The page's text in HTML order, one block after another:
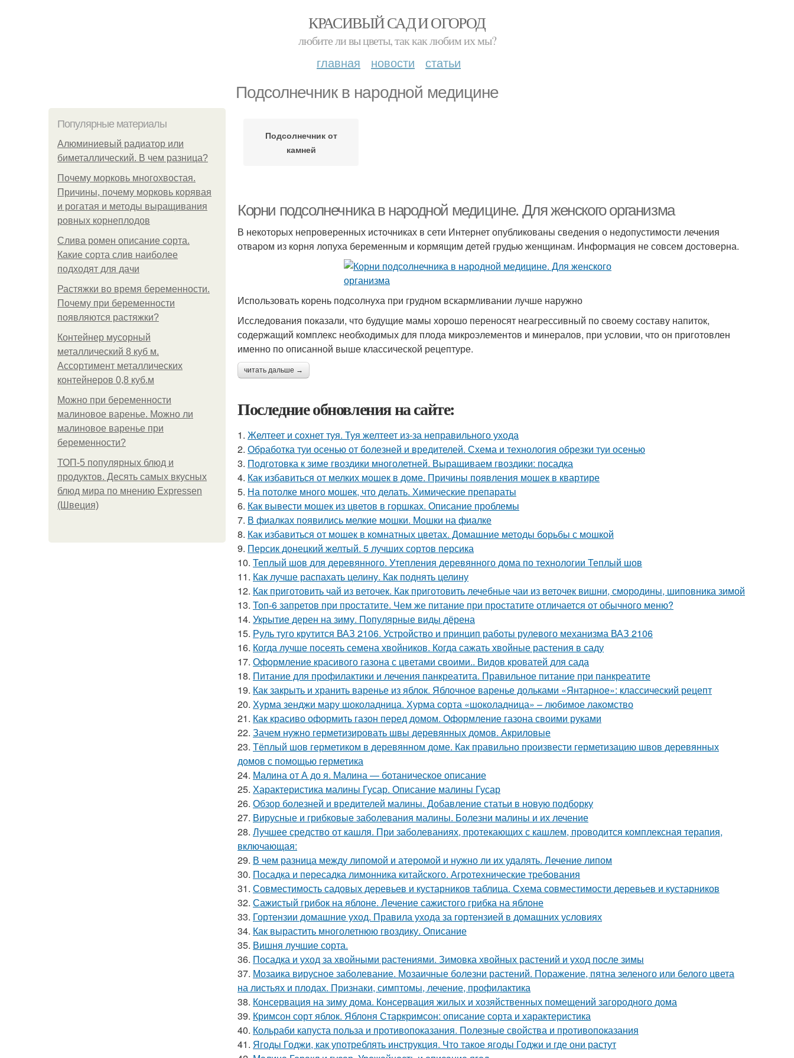
КРАСИВЫЙ САД И ОГОРОД
любите ли вы цветы, так как любим их мы?
главная новости статьи
Подсолнечник в народной медицине
Популярные материалы
Алюминиевый радиатор или
биметаллический. В чем разница?
Почему морковь многохвостая.
Причины, почему морковь корявая
и рогатая и методы выращивания
ровных корнеплодов
Слива ромен описание сорта.
Какие сорта слив наиболее
подходят для дачи
Растяжки во время беременности.
Почему при беременности
появляются растяжки?
Контейнер мусорный
металлический 8 куб м.
Ассортимент металлических
контейнеров 0,8 куб.м
Можно при беременности
малиновое варенье. Можно ли
малиновое варенье при
беременности?
ТОП-5 популярных блюд и
продуктов. Десять самых вкусных
блюд мира по мнению Expressen
(Швеция)
Подсолнечник от
камней
Корни подсолнечника в народной медицине. Для женского организма
В некоторых непроверенных источниках в сети Интернет опубликованы сведения о недопустимости лечения
отваром из корня лопуха беременным и кормящим детей грудью женщинам. Информация не совсем достоверна.
Использовать корень подсолнуха при грудном вскармливании лучше наружно
Исследования показали, что будущие мамы хорошо переносят неагрессивный по своему составу напиток,
содержащий комплекс необходимых для плода микроэлементов и минералов, при условии, что он приготовлен
именно по описанной выше классической рецептуре.
читать дальше →
Последние обновления на сайте:
1. Желтеет и сохнет туя. Туя желтеет из-за неправильного ухода
2. Обработка туи осенью от болезней и вредителей. Схема и технология обрезки туи осенью
3. Подготовка к зиме гвоздики многолетней. Выращиваем гвоздики: посадка
4. Как избавиться от мелких мошек в доме. Причины появления мошек в квартире
5. На потолке много мошек, что делать. Химические препараты
6. Как вывести мошек из цветов в горшках. Описание проблемы
7. В фиалках появились мелкие мошки. Мошки на фиалке
8. Как избавиться от мошек в комнатных цветах. Домашние методы борьбы с мошкой
9. Персик донецкий желтый. 5 лучших сортов персика
10. Теплый шов для деревянного. Утепления деревянного дома по технологии Теплый шов
11. Как лучше распахать целину. Как поднять целину
12. Как приготовить чай из веточек. Как приготовить лечебные чаи из веточек вишни, смородины, шиповника зимой
13. Топ-6 запретов при простатите. Чем же питание при простатите отличается от обычного меню?
14. Укрытие дерен на зиму. Популярные виды дёрена
15. Руль туго крутится ВАЗ 2106. Устройство и принцип работы рулевого механизма ВАЗ 2106
16. Когда лучше посеять семена хвойников. Когда сажать хвойные растения в саду
17. Оформление красивого газона с цветами своими.. Видов кроватей для сада
18. Питание для профилактики и лечения панкреатита. Правильное питание при панкреатите
19. Как закрыть и хранить варенье из яблок. Яблочное варенье дольками «Янтарное»: классический рецепт
20. Хурма зенджи мару шоколадница. Хурма сорта «шоколадница» – любимое лакомство
21. Как красиво оформить газон перед домом. Оформление газона своими руками
22. Зачем нужно герметизировать швы деревянных домов. Акриловые
23. Тёплый шов герметиком в деревянном доме. Как правильно произвести герметизацию швов деревянных
домов с помощью герметика
24. Малина от А до я. Малина — ботаническое описание
25. Характеристика малины Гусар. Описание малины Гусар
26. Обзор болезней и вредителей малины. Добавление статьи в новую подборку
27. Вирусные и грибковые заболевания малины. Болезни малины и их лечение
28. Лучшее средство от кашля. При заболеваниях, протекающих с кашлем, проводится комплексная терапия,
включающая:
29. В чем разница между липомой и атеромой и нужно ли их удалять. Лечение липом
30. Посадка и пересадка лимонника китайского. Агротехнические требования
31. Совместимость садовых деревьев и кустарников таблица. Схема совместимости деревьев и кустарников
32. Сажистый грибок на яблоне. Лечение сажистого грибка на яблоне
33. Гортензии домашние уход. Правила ухода за гортензией в домашних условиях
34. Как вырастить многолетнюю гвоздику. Описание
35. Вишня лучшие сорта.
36. Посадка и уход за хвойными растениями. Зимовка хвойных растений и уход после зимы
37. Мозаика вирусное заболевание. Мозаичные болезни растений. Поражение, пятна зеленого или белого цвета
на листьях и плодах. Признаки, симптомы, лечение, профилактика
38. Консервация на зиму дома. Консервация жилых и хозяйственных помещений загородного дома
39. Кримсон сорт яблок. Яблоня Старкримсон: описание сорта и характеристика
40. Кольраби капуста польза и противопоказания. Полезные свойства и противопоказания
41. Ягоды Годжи, как употреблять инструкция. Что такое ягоды Годжи и где они растут